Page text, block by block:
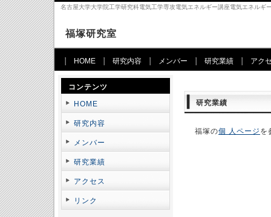
名古屋大学大学院工学研究科電気工学専攻電気エネルギー講座電気エネルギ
福塚研究室
HOME 研究内容 メンバー 研究業績 アク
研究業績
福塚の個 人ページ を
コンテンツ
HOME
研究内容
メンバー
研究業績
アクセス
リンク